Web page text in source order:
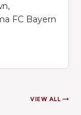
FC Bayern
VIEW ALL →